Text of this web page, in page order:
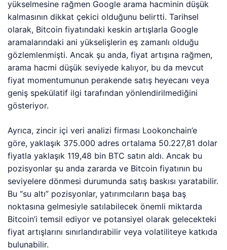
yükselmesine rağmen Google arama hacminin düşük
kalmasının dikkat çekici olduğunu belirtti. Tarihsel
olarak, Bitcoin fiyatındaki keskin artışlarla Google
aramalarındaki ani yükselişlerin eş zamanlı olduğu
gözlemlenmişti. Ancak şu anda, fiyat artışına rağmen,
arama hacmi düşük seviyede kalıyor, bu da mevcut
fiyat momentumunun perakende satış heyecanı veya
geniş spekülatif ilgi tarafından yönlendirilmediğini
gösteriyor.
Ayrıca, zincir içi veri analizi firması Lookonchain’e
göre, yaklaşık 375.000 adres ortalama 50.227,81 dolar
fiyatla yaklaşık 119,48 bin BTC satın aldı. Ancak bu
pozisyonlar şu anda zararda ve Bitcoin fiyatının bu
seviyelere dönmesi durumunda satış baskısı yaratabilir.
Bu “su altı” pozisyonlar, yatırımcıların başa baş
noktasına gelmesiyle satılabilecek önemli miktarda
Bitcoin’i temsil ediyor ve potansiyel olarak gelecekteki
fiyat artışlarını sınırlandırabilir veya volatiliteye katkıda
bulunabilir.